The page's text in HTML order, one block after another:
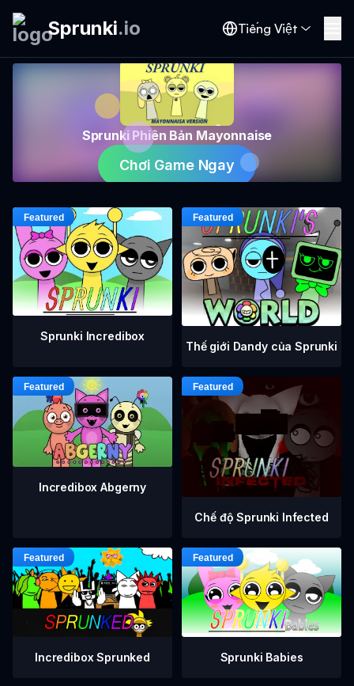
Sprunki.io Tiếng Việt
Sprunki Phiên Bản Mayonnaise
Chơi Game Ngay
Sprunki Incredibox
Thế giới Dandy của Sprunki
Incredibox Abgerny
Chế độ Sprunki Infected
Incredibox Sprunked Sprunki Babies